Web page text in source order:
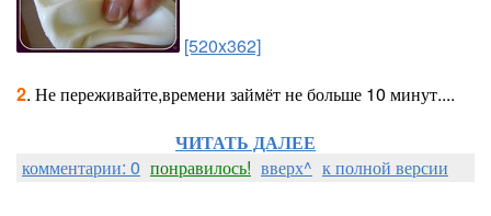
[520x362]
2. Не переживайте,времени займёт не больше 10 минут....
ЧИТАТЬ ДАЛЕЕ
комментарии: 0 понравилось! вверх^ к полной версии